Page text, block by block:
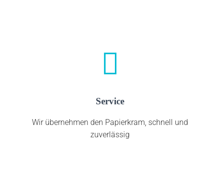
Service
Wir übernehmen den Papierkram, schnell und
zuverlässig